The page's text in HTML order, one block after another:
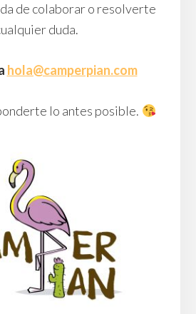
de colaborar o resolverte
duda.
hola@camperpian.com
lo antes posible.